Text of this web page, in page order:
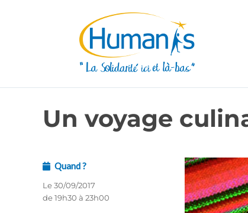
Un voyage
Quand ?
Le 30/09/2017
de 19h30 à 23h00